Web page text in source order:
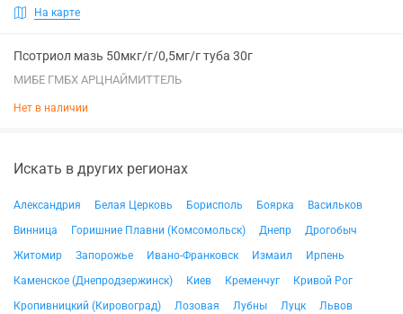
На карте
Псотриол мазь 50мкг/г/0,5мг/г туба 30г
МИБЕ ГМБХ АРЦНАЙМИТТЕЛЬ
Нет в наличии
Искать в других регионах
Александрия Белая Церковь Борисполь Боярка
Васильков
Винница
Горишние Плавни (Комсомольск) Днепр
Дрогобыч
Житомир
Запорожье Ивано-Франковск Измаил
Ирпень
Каменское (Днепродзержинск)
Киев Кременчуг
Кривой Рог
Кропивницкий (Кировоград)
Лозовая Лубны Луцк
Львов